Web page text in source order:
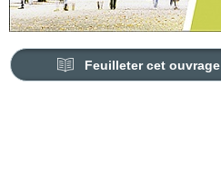
Feuilleter cet ouvrage